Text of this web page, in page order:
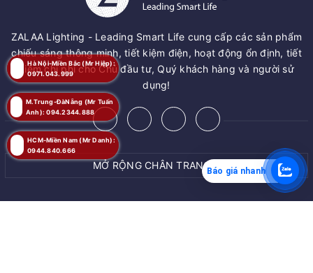
ZALAA Lighting - Leading Smart Life cung cấp các sản phẩm
chiếu sáng thông minh, tiết kiệm điện, hoạt động ổn định, tiết
kiệm chi phí cho Chủ đầu tư, Quý khách hàng và người sử
dụng!
MỞ RỘNG CHÂN TRANG
HCM-Miền Nam (Mr Danh):
0944.840.666
Hà Nội-Miền Bắc (Mr Hiệp):
0971.043.999
M.Trung-ĐàNẵng (Mr Tuấn
Anh): 094.2344.888
Báo giá nhanh